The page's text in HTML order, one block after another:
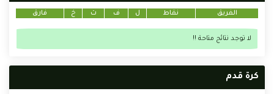
الفريق نقاط ل ف ت خ فارق
لا توجد نتائج متاحة !!
كرة قدم